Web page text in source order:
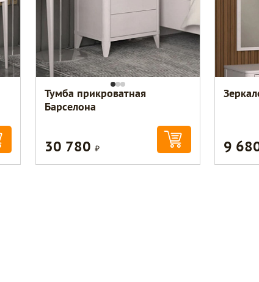
Тумба прикроватная
Барселона
30 780 Р 9